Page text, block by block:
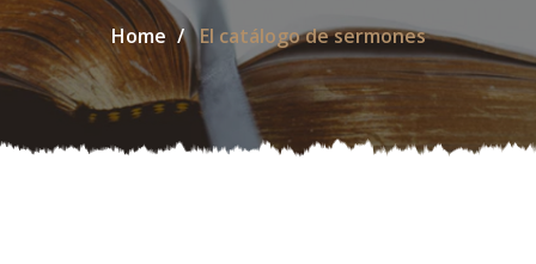
Home El catálogo de sermones